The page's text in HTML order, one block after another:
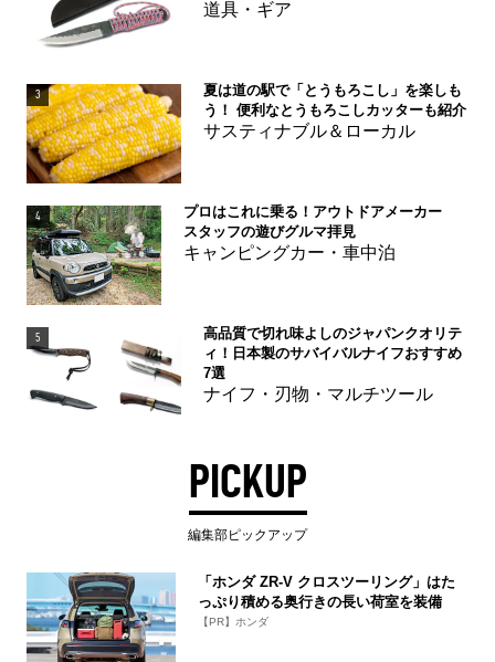
道具・ギア
3
夏は道の駅で「とうもろこし」を楽しも
う！ 便利なとうもろこしカッターも紹介
サスティナブル＆ローカル
4
プロはこれに乗る！アウトドアメーカー
スタッフの遊びグルマ拝見
キャンピングカー・車中泊
5
高品質で切れ味よしのジャパンクオリテ
ィ！日本製のサバイバルナイフおすすめ
7選
ナイフ・刃物・マルチツール
PICKUP
編集部ピックアップ
「ホンダ ZR-V クロスツーリング」はた
っぷり積める奥行きの長い荷室を装備
【PR】ホンダ